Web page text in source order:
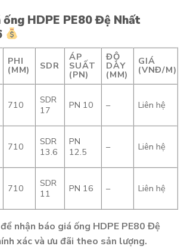
ống HDPE PE80 Đệ Nhất
PHI
(MM) SDR
ÁP
SUẤT
(PN)
ĐỘ
DÀY
(MM)
GIÁ
(VNĐ/M)
710
SDR
17
PN 10 – Liên hệ
710
SDR
13.6
PN
12.5
– Liên hệ
710
SDR
11
PN 16 – Liên hệ
nhận báo giá ống HDPE PE80 Đệ
xác và ưu đãi theo sản lượng.